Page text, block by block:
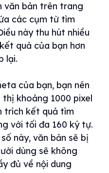
văn bản trên trang
các cụm từ tìm
này thu hút nhiều
quả của bạn hơn
lại.
của bạn, bạn nên
khoảng 1000 pixel
trích kết quả tìm
với tối đa 160 ký tự.
này, văn bản sẽ bị
dùng sẽ không
đủ về nội dung